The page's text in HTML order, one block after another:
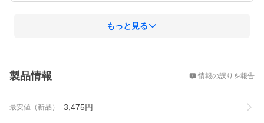
もっと見る
製品情報 情報の誤りを報告
最安値（新品） 3,475円